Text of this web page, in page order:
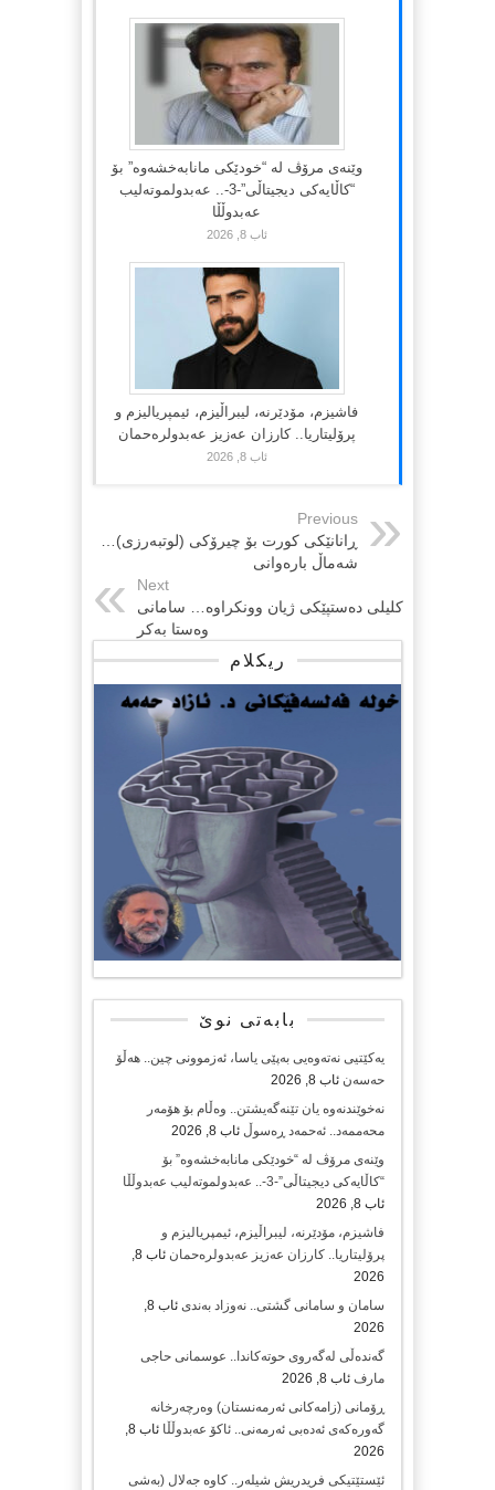
وێنەی مرۆڤ لە “خودێکی مانابەخشەوە” بۆ
“کاڵایەکی دیجیتاڵی”-3-.. عەبدولموتەلیب
عەبدوڵڵا
ئاب 8, 2026
فاشیزم، مۆدێرنە، لیبراڵیزم، ئیمپریالیزم و
پرۆلیتاریا.. کارزان عەزیز عەبدولرەحمان
ئاب 8, 2026
Previous
ڕانانێکی کورت بۆ چیرۆکی (لوتبەرزی)…
شەماڵ بارەوانی
Next
کلیلی دەستپێکی ژیان وونکراوە… سامانی
وەستا بەکر
ریکلام
بابەتی نوێ
یەکێتیی نەتەوەیی بەپێی یاسا، ئەزموونی چین.. هەڵۆ
حەسەن ئاب 8, 2026
نەخوێندنەوە یان تێنەگەیشتن.. وەڵام بۆ هۆمەر
محەممەد.. ئەحمەد ڕەسوڵ ئاب 8, 2026
وێنەی مرۆڤ لە “خودێکی مانابەخشەوە” بۆ
“کاڵایەکی دیجیتاڵی”-3-.. عەبدولموتەلیب عەبدوڵڵا
ئاب 8, 2026
فاشیزم، مۆدێرنە، لیبراڵیزم، ئیمپریالیزم و
پرۆلیتاریا.. کارزان عەزیز عەبدولرەحمان
ئاب 8,
2026
سامان و سامانی گشتی.. نەوزاد بەندی
ئاب 8,
2026
گەندەڵی لەگەروی حوتەکاندا.. عوسمانی حاجی
مارف ئاب 8, 2026
ڕۆمانی (زامه‌كانی ئەرمەنستان) وه‌رچه‌رخانه‌
گه‌وره‌كه‌ی ئه‌ده‌بی ئه‌رمه‌نی.. ئاكۆ عه‌بدوڵڵا
ئاب 8,
2026
ئێستێتیکی فریدریش شیلەر.. کاوە جەلال (بەشی